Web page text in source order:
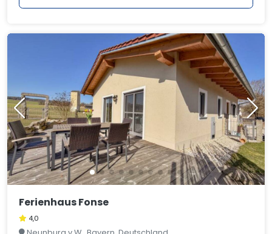
Ferienhaus Fonse
4,0